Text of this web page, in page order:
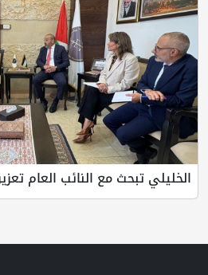
الخليلي تبحث مع النائب العام